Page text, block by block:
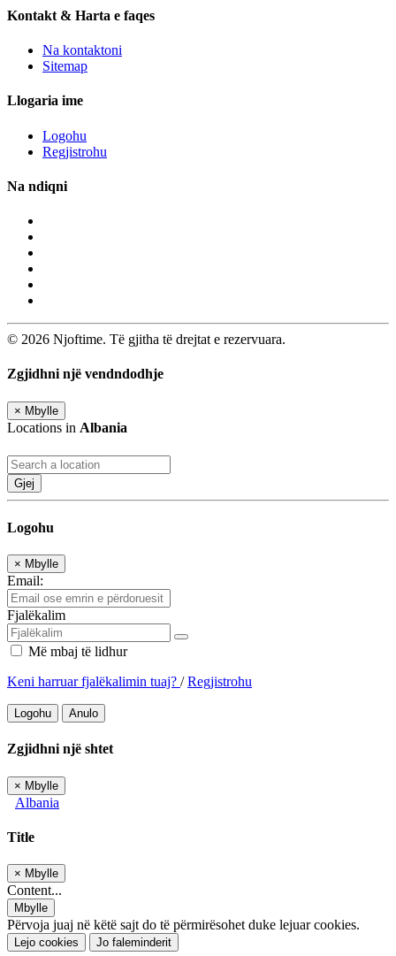
Kontakt & Harta e faqes
Na kontaktoni
Sitemap
Llogaria ime
Logohu
Regjistrohu
Na ndiqni
© 2026 Njoftime. Të gjitha të drejtat e rezervuara.
Zgjidhni një vendndodhje
× Mbylle
Locations in Albania
Gjej
Logohu
× Mbylle
Email:
Fjalëkalim
Më mbaj të lidhur
Keni harruar fjalëkalimin tuaj? /Regjistrohu
Logohu Anulo
Zgjidhni një shtet
× Mbylle
Albania
Title
× Mbylle
Content...
Mbylle
Përvoja juaj në këtë sajt do të përmirësohet duke lejuar cookies.
Lejo cookies Jo faleminderit